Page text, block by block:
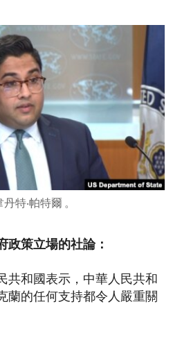
特‧帕特爾 。
政策立場的社論：
共和國表示，中華人民共和
蘭的任何支持都令人嚴重關